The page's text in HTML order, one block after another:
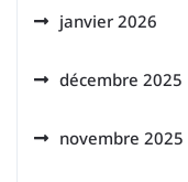
janvier 2026
décembre 2025
novembre 2025